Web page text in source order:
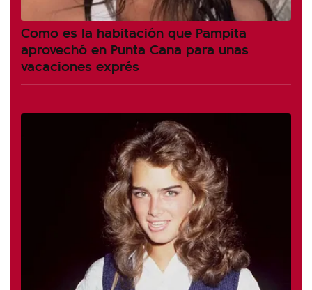
Como es la habitación que Pampita
aprovechó en Punta Cana para unas
vacaciones exprés